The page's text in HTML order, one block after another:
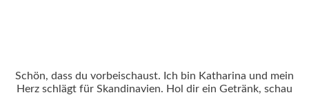
Schön, dass du vorbeischaust. Ich bin Katharina und mein
Herz schlägt für Skandinavien. Hol dir ein Getränk, schau